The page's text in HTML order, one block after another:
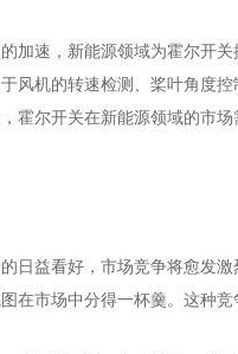
加速，新能源领域为霍尔开
风机的转速检测、桨叶角度
霍尔开关在新能源领域的市场
日益看好，市场竞争将愈发
在市场中分得一杯羹。这种